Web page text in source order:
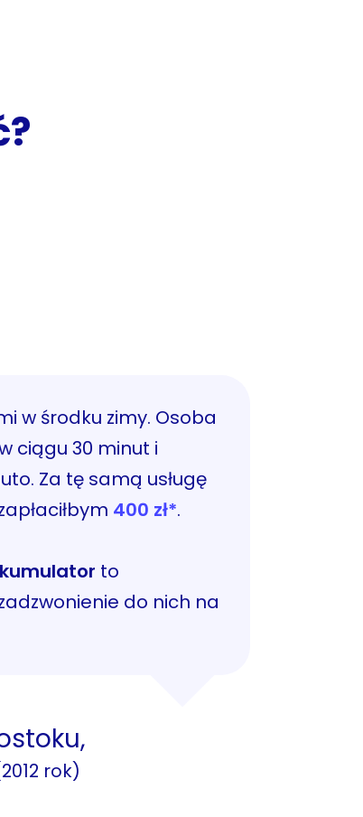
w środku zimy. Osoba
ciągu 30 minut i
Za tę samą usługę
400 zł*.
to
do nich na
rok)